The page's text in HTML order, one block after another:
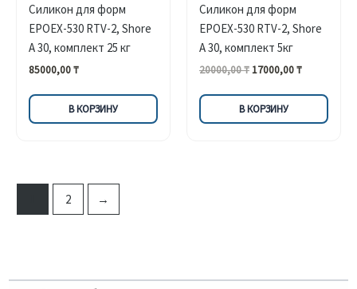
Силикон для форм
EPOEX-530 RTV-2, Shore
A 30, комплект 25 кг
85000,00₸
В КОРЗИНУ
Силикон для форм
EPOEX-530 RTV-2, Shore
A 30, комплект 5кг
20000,00₸ Первоначальная
составляла
20000,00 ₸.
17000,00₸Текущая
17000,00 ₸.
В КОРЗИНУ
2 →